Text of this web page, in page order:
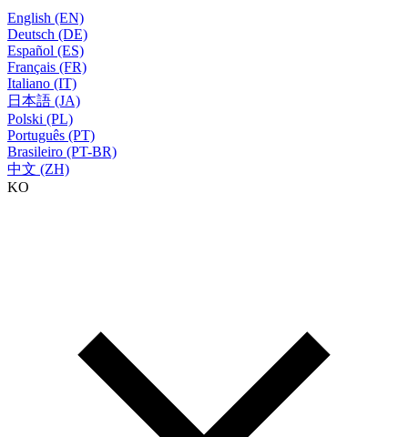
English (EN)
Deutsch (DE)
Español (ES)
Français (FR)
Italiano (IT)
日本語 (JA)
Polski (PL)
Português (PT)
Brasileiro (PT-BR)
中文 (ZH)
KO